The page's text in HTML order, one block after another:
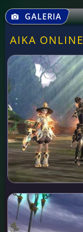
GALERIA
AIKA ONLINE